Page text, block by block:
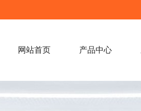
网站首页 产品中心